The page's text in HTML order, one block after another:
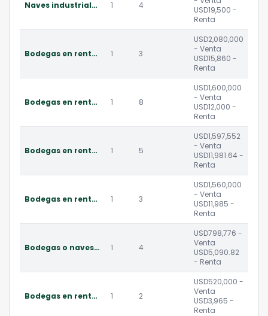
Naves industriales en parque industrial puerto quetzal 1 4
USD19,500 -
Renta
Bodegas en renta y venta en puerto quetzal 1 3
USD2,080,000
- Venta
USD15,860 -
Renta
Bodegas en renta y venta en puerto quetzal 1 8
USD1,600,000
- Venta
USD12,000 -
Renta
Bodegas en renta y venta en puerto quetzal 1 5
USD1,597,552
- Venta
USD11,981.64 -
Renta
Bodegas en renta y venta en puerto quetzal 1 3
USD1,560,000
- Venta
USD11,985 -
Renta
Bodegas o naves en renta y venta en puerto quetzal 1 4
USD798,776 -
Venta
USD5,090.82
- Renta
Bodegas en renta o venta en puerto quetzal guatemala 1 2
USD520,000 -
Venta
USD3,965 -
Renta